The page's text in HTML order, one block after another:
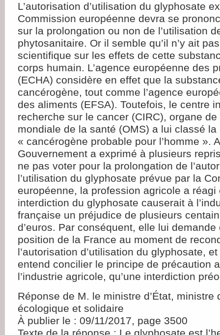
L’autorisation d’utilisation du glyphosate
Commission européenne devra se
sur la prolongation ou non de l’utilisation
phytosanitaire. Or il semble qu’il n’y ait
scientifique sur les effets de cette
corps humain. L’agence européenne des
(ECHA) considère en effet que la
cancérogène, tout comme l’agence
des aliments (EFSA). Toutefois, le centre
recherche sur le cancer (CIRC), organe de
mondiale de la santé (OMS) a lui classé
« cancérogène probable pour l’homme ».
Gouvernement a exprimé à plusieurs
ne pas voter pour la prolongation de
l’utilisation du glyphosate prévue par la
européenne, la profession agricole a réagi
interdiction du glyphosate causerait à
française un préjudice de plusieurs
d’euros. Par conséquent, elle lui
position de la France au moment de
l’autorisation d’utilisation du glyphosate,
entend concilier le principe de précaution
l’industrie agricole, qu’une interdiction
Réponse de M. le ministre d’État, ministre
écologique et solidaire
À publier le : 09/11/2017, page 3500